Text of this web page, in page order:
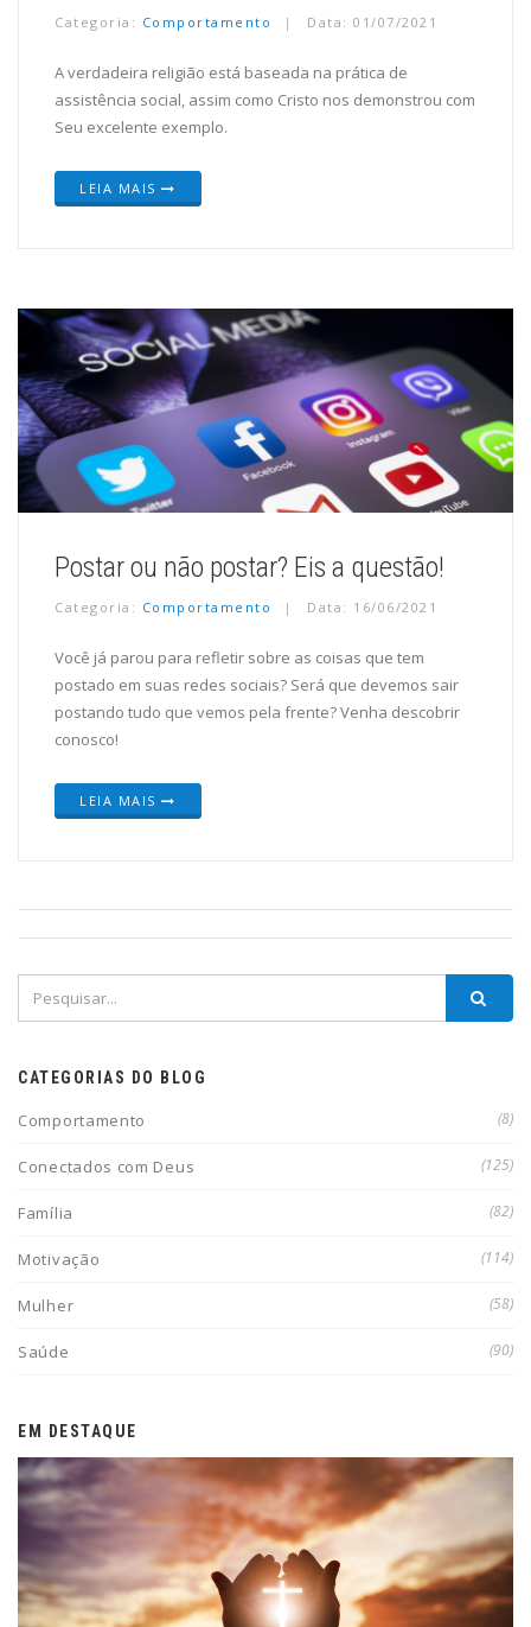
Categoria: Comportamento Data: 01/07/2021
A verdadeira religião está baseada na prática de
assistência social, assim como Cristo nos demonstrou com
Seu excelente exemplo.
LEIA MAIS
Postar ou não postar? Eis a questão!
Categoria: Comportamento Data: 16/06/2021
Você já parou para refletir sobre as coisas que tem
postado em suas redes sociais? Será que devemos sair
postando tudo que vemos pela frente? Venha descobrir
conosco!
LEIA MAIS
CATEGORIAS DO BLOG
Comportamento (8)
Conectados com Deus (125)
Família (82)
Motivação (114)
Mulher (58)
Saúde (90)
EM DESTAQUE